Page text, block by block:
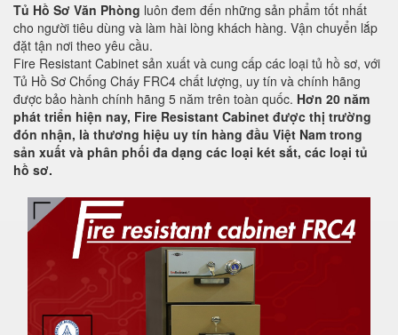
Tủ Hồ Sơ Văn Phòng luôn đem đến những sản phẩm tốt nhất
cho người tiêu dùng và làm hài lòng khách hàng. Vận chuyển lắp
đặt tận nơi theo yêu cầu.
Fire Resistant Cabinet sản xuất và cung cấp các loại tủ hồ sơ, với
Tủ Hồ Sơ Chống Cháy FRC4 chất lượng, uy tín và chính hãng
được bảo hành chính hãng 5 năm trên toàn quốc. Hơn 20 năm
phát triển hiện nay, Fire Resistant Cabinet được thị trường
đón nhận, là thương hiệu uy tín hàng đầu Việt Nam trong
sản xuất và phân phối đa dạng các loại két sắt, các loại tủ
hồ sơ.